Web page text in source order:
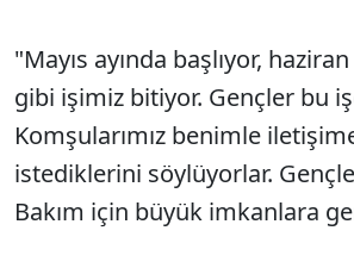
"Mayıs ayında başlıyor,
gibi işimiz bitiyor. Gençler bu
Komşularımız benimle
istediklerini söylüyorlar.
Bakım için büyük imkanlara